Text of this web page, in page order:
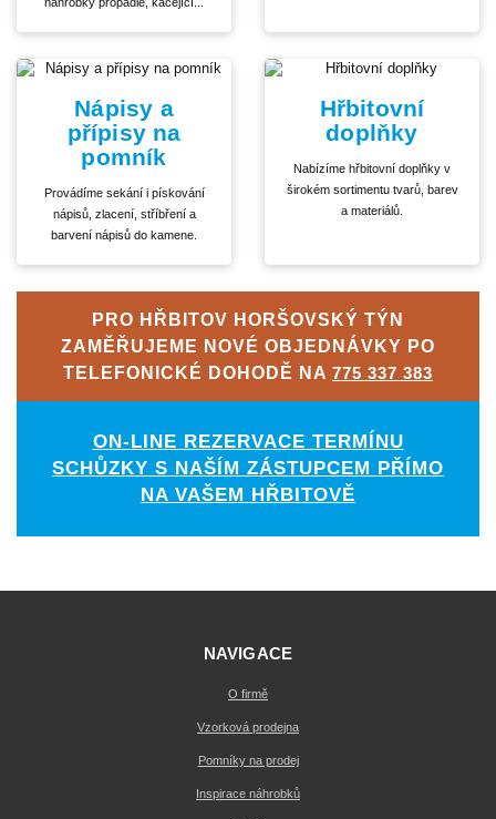
Nápisy a
přípisy na
pomník
Provádíme sekání i pískování
nápisů, zlacení, stříbření a
barvení nápisů do kamene.
Hřbitovní
doplňky
Nabízíme hřbitovní doplňky v
širokém sortimentu tvarů, barev
a materiálů.
PRO HŘBITOV HORŠOVSKÝ TÝN
ZAMĚŘUJEME NOVÉ OBJEDNÁVKY PO
TELEFONICKÉ DOHODĚ NA 775 337 383
ON-LINE REZERVACE TERMÍNU
SCHŮZKY S NAŠÍM ZÁSTUPCEM PŘÍMO
NA VAŠEM HŘBITOVĚ
NAVIGACE
O firmě
Vzorková prodejna
Pomníky na prodej
Inspirace náhrobků